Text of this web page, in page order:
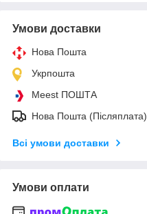
Умови доставки
Нова Пошта
Укрпошта
Meest ПОШТА
Нова Пошта (Післяплата)
Всі умови доставки
Умови оплати